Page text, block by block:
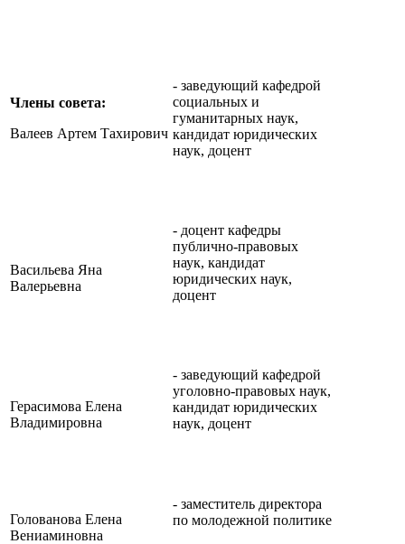
Члены совета:
Валеев Артем Тахирович
- заведующий кафедрой
социальных и
гуманитарных наук,
кандидат юридических
наук, доцент
Васильева Яна
Валерьевна
- доцент кафедры
публично-правовых
наук, кандидат
юридических наук,
доцент
Герасимова Елена
Владимировна
- заведующий кафедрой
уголовно-правовых наук,
кандидат юридических
наук, доцент
Голованова Елена
Вениаминовна
- заместитель директора
по молодежной политике